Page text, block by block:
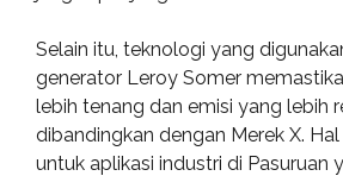
Selain itu, teknologi yang
generator Leroy Somer
lebih tenang dan emisi yang lebih
dibandingkan dengan Merek X.
untuk aplikasi industri di Pasuruan